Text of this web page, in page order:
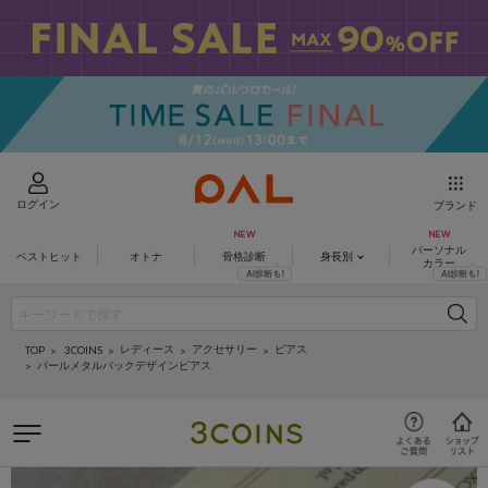
ログイン ブランド
ベストヒット オトナ 骨格診断 身長別
パーソナル
カラー
TOP 3COINS レディース アクセサリー
ピアス
パールメタルバックデザインピアス